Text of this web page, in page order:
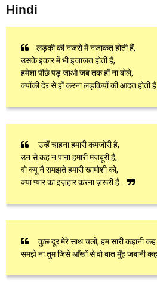
Hindi
लड़की की नजरो में नजाकत होती हैं,
उसके इंकार में भी इजाजत होती हैं,
हमेशा पीछे पड़ जाओ जब तक हाँ ना बोले,
क्योंकी देर से हाँ करना लड़कियों की आदत होती है.
उन्हें चाहना हमारी कमजोरी है,
उन से कह न पाना हमारी मजबूरी है,
वो क्यू नै समझते हमारी खामोशी को,
क्या प्यार का इज़हार करना ज़रूरी है.
कुछ दूर मेरे साथ चलो, हम सारी कहानी कह
समझे ना तुम जिसे आँखों से वो बात मुँह जबानी